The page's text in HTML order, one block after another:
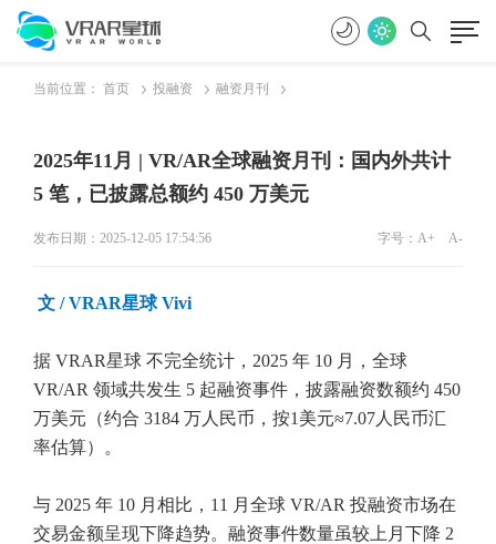
当前位置： 首页 投融资 融资月刊
2025年11月 | VR/AR全球融资月刊：国内外共计
5 笔，已披露总额约 450 万美元
发布日期：2025-12-05 17:54:56 字号： A+ A-
文 / VRAR星球 Vivi
据 VRAR星球 不完全统计，2025 年 10 月，全球
VR/AR 领域共发生 5 起融资事件，披露融资数额约 450
万美元（约合 3184 万人民币，按1美元≈7.07人民币汇
率估算）。
与 2025 年 10 月相比，11 月全球 VR/AR 投融资市场在
交易金额呈现下降趋势。融资事件数量虽较上月下降 2